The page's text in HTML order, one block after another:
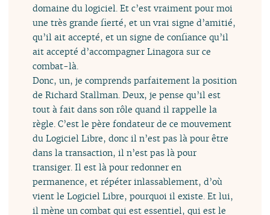
domaine du logiciel. Et c’est vraiment pour moi
une très grande fierté, et un vrai signe d’amitié,
qu’il ait accepté, et un signe de confiance qu’il
ait accepté d’accompagner Linagora sur ce
combat-là.
Donc, un, je comprends parfaitement la position
de Richard Stallman. Deux, je pense qu’il est
tout à fait dans son rôle quand il rappelle la
règle. C’est le père fondateur de ce mouvement
du Logiciel Libre, donc il n’est pas là pour être
dans la transaction, il n’est pas là pour
transiger. Il est là pour redonner en
permanence, et répéter inlassablement, d’où
vient le Logiciel Libre, pourquoi il existe. Et lui,
il mène un combat qui est essentiel, qui est le